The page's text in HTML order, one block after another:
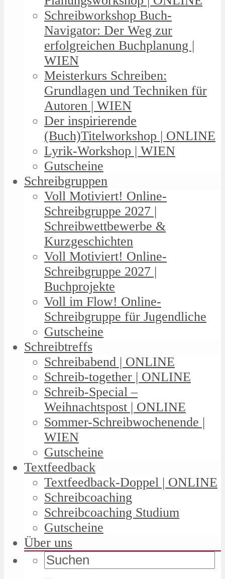
Schreibworkshop Buch-
Navigator: Der Weg zur
erfolgreichen Buchplanung |
WIEN
Meisterkurs Schreiben:
Grundlagen und Techniken für
Autoren | WIEN
Der inspirierende
(Buch)Titelworkshop | ONLINE
Lyrik-Workshop | WIEN
Gutscheine
Schreibgruppen
Voll Motiviert! Online-
Schreibgruppe 2027 |
Schreibwettbewerbe &
Kurzgeschichten
Voll Motiviert! Online-
Schreibgruppe 2027 |
Buchprojekte
Voll im Flow! Online-
Schreibgruppe für Jugendliche
Gutscheine
Schreibtreffs
Schreibabend | ONLINE
Schreib-together | ONLINE
Schreib-Special –
Weihnachtspost | ONLINE
Sommer-Schreibwochenende |
WIEN
Gutscheine
Textfeedback
Textfeedback-Doppel | ONLINE
Schreibcoaching
Schreibcoaching Studium
Gutscheine
Über uns